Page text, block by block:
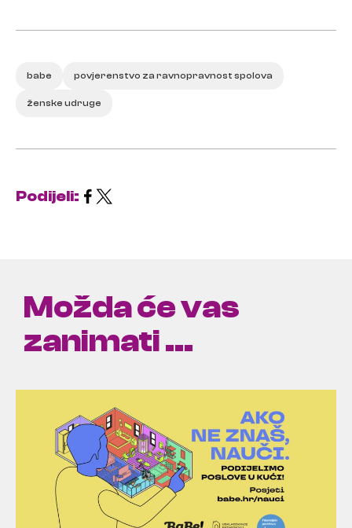
babe povjerenstvo za ravnopravnost spolova
ženske udruge
Podijeli:
Možda će vas
zanimati ...